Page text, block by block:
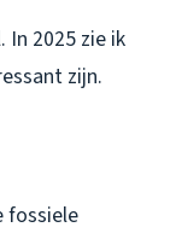
2025 zie ik
zijn.
fossiele